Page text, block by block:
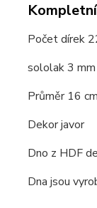
Počet dírek
sololak 3 mm
Průměr 16 cm
Dekor javor
Dno z HDF
Dna jsou